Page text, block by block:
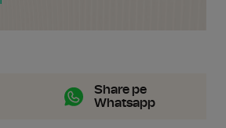
Share pe
Whatsapp